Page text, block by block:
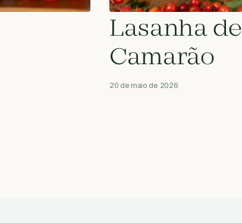
Lasanha de
Camarão
20 de maio de 2026